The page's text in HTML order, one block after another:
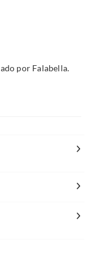
por Falabella.